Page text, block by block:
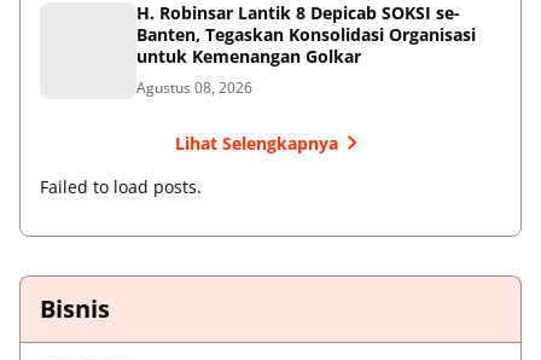
H. Robinsar Lantik 8 Depicab SOKSI se-
Banten, Tegaskan Konsolidasi Organisasi
untuk Kemenangan Golkar
Agustus 08, 2026
Lihat Selengkapnya
Failed to load posts.
Bisnis